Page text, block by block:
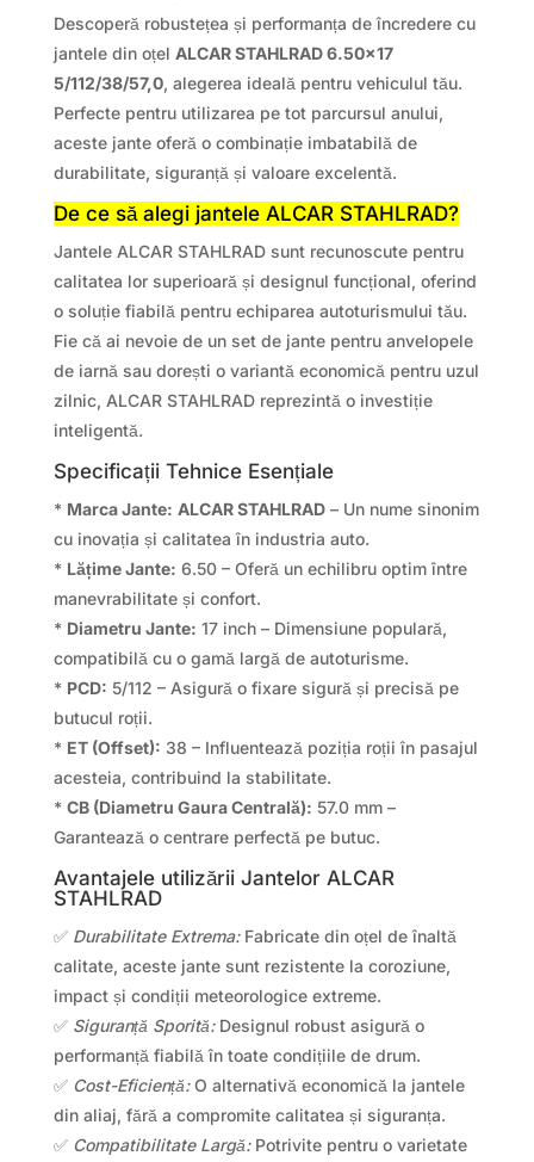
Descoperă robustețea și performanța de încredere cu
jantele din oțel ALCAR STAHLRAD 6.50×17
5/112/38/57,0, alegerea ideală pentru vehiculul tău.
Perfecte pentru utilizarea pe tot parcursul anului,
aceste jante oferă o combinație imbatabilă de
durabilitate, siguranță și valoare excelentă.
De ce să alegi jantele ALCAR STAHLRAD?
Jantele ALCAR STAHLRAD sunt recunoscute pentru
calitatea lor superioară și designul funcțional, oferind
o soluție fiabilă pentru echiparea autoturismului tău.
Fie că ai nevoie de un set de jante pentru anvelopele
de iarnă sau dorești o variantă economică pentru uzul
zilnic, ALCAR STAHLRAD reprezintă o investiție
inteligentă.
Specificații Tehnice Esențiale
* Marca Jante: ALCAR STAHLRAD– Un nume sinonim
cu inovația și calitatea în industria auto.
* Lățime Jante: 6.50 – Oferă un echilibru optim între
manevrabilitate și confort.
* Diametru Jante: 17 inch – Dimensiune populară,
compatibilă cu o gamă largă de autoturisme.
* PCD: 5/112 – Asigură o fixare sigură și precisă pe
butucul roții.
* ET (Offset): 38 – Influentează poziția roții în pasajul
acesteia, contribuind la stabilitate.
* CB (Diametru Gaura Centrală): 57.0 mm –
Garantează o centrare perfectă pe butuc.
Avantajele utilizării Jantelor ALCAR
STAHLRAD
✅ Durabilitate Extrema:Fabricate din oțel de înaltă
calitate, aceste jante sunt rezistente la coroziune,
impact și condiții meteorologice extreme.
✅ Siguranță Sporită:Designul robust asigură o
performanță fiabilă în toate condițiile de drum.
✅ Cost-Eficiență:O alternativă economică la jantele
din aliaj, fără a compromite calitatea și siguranța.
✅ Compatibilitate Largă:Potrivite pentru o varietate